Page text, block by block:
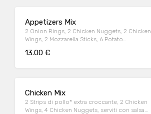
Appetizers Mix
2 Onion Rings, 2 Chicken Nuggets, 2 Chicken
Wings, 2 Mozzarella Sticks, 6 Potato
13.00 €
Chicken Mix
2 Strips di pollo* extra croccante, 2 Chicken
Wings, 4 Chicken Nuggets, serviti con salsa